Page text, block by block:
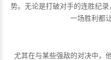
势。无论是打破对手的连胜纪
一场胜利都
尤其在与某些强敌的对决中，